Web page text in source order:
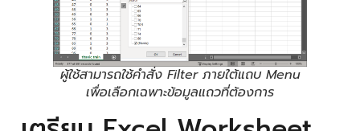
ผู้ใช้สามารถใช้คำสั่ง Filter ภายใต้แถบ Menu
เพื่อเลือกเฉพาะข้อมูลแถวที่ต้องการ